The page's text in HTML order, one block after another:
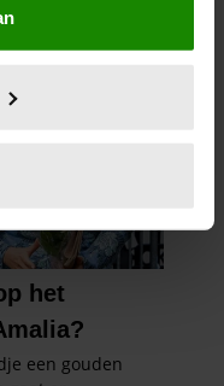
uw geografische
kan zijn
(fingerprinting)
advertenties te
media te bieden
Ook delen we
site met onze